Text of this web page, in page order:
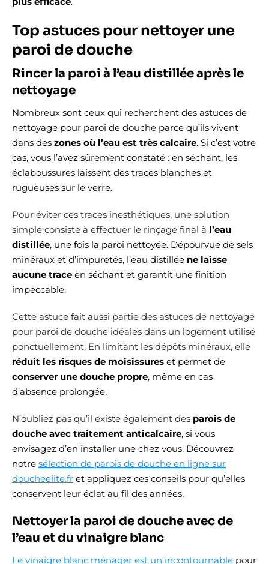
Top astuces pour nettoyer une
paroi de douche
Rincer la paroi à l’eau distillée après le
nettoyage
Nombreux sont ceux qui recherchent des astuces de
nettoyage pour paroi de douche parce qu’ils vivent
dans des zones où l’eau est très calcaire. Si c’est votre
cas, vous l’avez sûrement constaté : en séchant, les
éclaboussures laissent des traces blanches et
rugueuses sur le verre.
Pour éviter ces traces inesthétiques, une solution
simple consiste à effectuer le rinçage final à l’eau
distillée, une fois la paroi nettoyée. Dépourvue de sels
minéraux et d’impuretés, l’eau distillée ne laisse
aucune trace en séchant et garantit une finition
impeccable.
Cette astuce fait aussi partie des astuces de nettoyage
pour paroi de douche idéales dans un logement utilisé
ponctuellement. En limitant les dépôts minéraux, elle
réduit les risques de moisissures et permet de
conserver une douche propre, même en cas
d’absence prolongée.
N’oubliez pas qu’il existe également des parois de
douche avec traitement anticalcaire, si vous
envisagez d’en installer une chez vous. Découvrez
notre sélection de parois de douche en ligne sur
doucheelite.fr et appliquez ces conseils pour qu’elles
conservent leur éclat au fil des années.
Nettoyer la paroi de douche avec de
l’eau et du vinaigre blanc
Le vinaigre blanc ménager est un incontournable pour